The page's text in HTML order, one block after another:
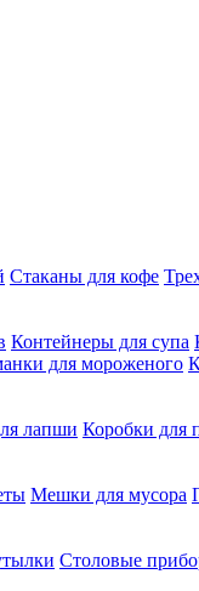
Стаканы для кофе
Контейнеры для супа
для мороженого
лапши Коробки для
Мешки для мусора
Столовые